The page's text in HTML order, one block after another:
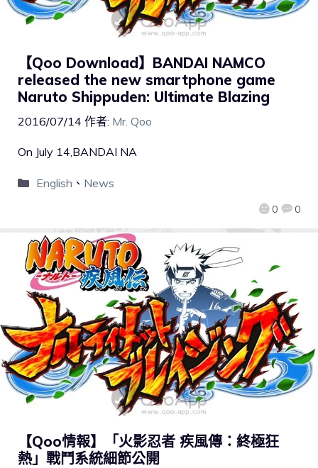
【Qoo Download】BANDAI NAMCO
released the new smartphone game
Naruto Shippuden: Ultimate Blazing
2016/07/14 作者: Mr. Qoo
0 0
On July 14,BANDAI NA
English 、 News
【Qoo情報】「火影忍者 疾風傳：終極狂
熱」戰鬥系統細節公開